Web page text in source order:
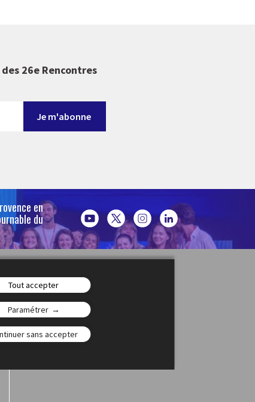
26e Rencontres
en
du
Jeunesse(s)
Tout accepter
Paramétrer
sans accepter